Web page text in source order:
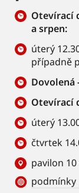
Otevírací
a srpen:
úterý
případně
Dovolená
Otevírací
úterý
čtvrtek
pavilon 10
podmínky